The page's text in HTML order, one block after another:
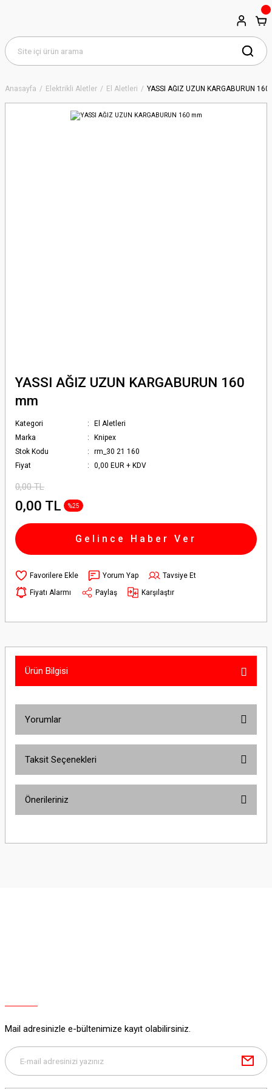
Anasayfa Elektrikli Aletler El Aletleri YASSI AĞIZ UZUN KARGABURUN
YASSI AĞIZ UZUN KARGABURUN 160
mm
Kategori
El Aletleri
Marka
Knipex
Stok Kodu
rm_30 21 160
Fiyat
0,00 EUR + KDV
0,00 TL
0,00 TL %25
Gelince Haber Ver
Yorum Yap
Tavsiye Et
Fiyatı Alarmı
Paylaş Karşılaştır
Ürün Bilgisi
Yorumlar
Taksit Seçenekleri
Önerileriniz
yetersiz gördüğünüz noktaları öneri formunu kullanarak tarafımıza
Mail adresinizle e-bültenimize kayıt olabilirsiniz.